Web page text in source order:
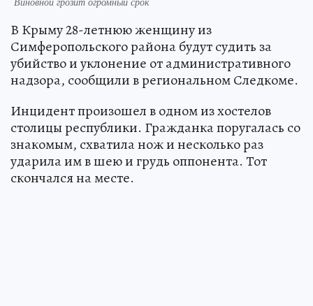
В Крыму 28-летнюю женщину из
Симферопольского района будут судить за
убийство и уклонение от административного
надзора, сообщили в региональном Следкоме.
Инцидент произошел в одном из хостелов
столицы республики. Гражданка поругалась со
знакомым, схватила нож и несколько раз
ударила им в шею и грудь оппонента. Тот
скончался на месте.